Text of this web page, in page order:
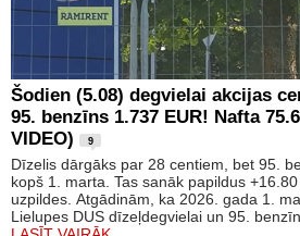
Šodien (5.08) degvielai akcijas
95. benzīns 1.737 EUR! Nafta
VIDEO)
9
Dīzelis dārgāks par 28 centiem, bet 95.
kopš 1. marta. Tas sanāk papildus
uzpildes. Atgādinām, ka 2026. gada 1.
Lielupes DUS dīzeļdegvielai un 95.